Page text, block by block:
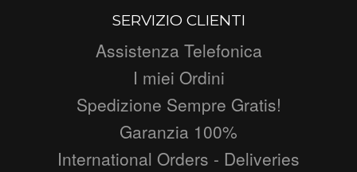
SERVIZIO CLIENTI
Assistenza Telefonica
I miei Ordini
Spedizione Sempre Gratis!
Garanzia 100%
International Orders - Deliveries